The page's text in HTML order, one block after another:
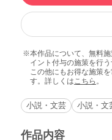
本作品について、無料
イント付与の施策を行う
この他にもお得な施策
す。詳しくはこちら 。
小説・文芸 小説・
作品内容